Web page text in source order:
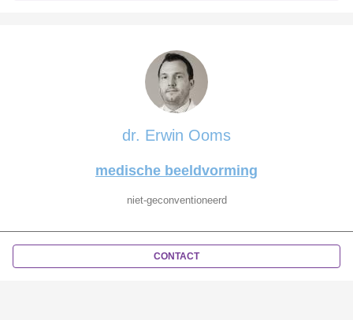
dr. Erwin Ooms
medische beeldvorming
niet-geconventioneerd
CONTACT